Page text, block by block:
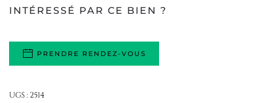
INTÉRESSÉ PAR CE BIEN ?
PRENDRE RENDEZ-VOUS
UGS : 2514